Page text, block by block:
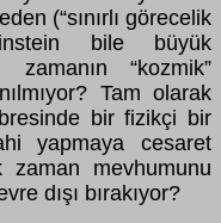
(“sınırlı görecelik
bile büyük
“kozmik”
Tam olarak
bir fizikçi bir
yapmaya cesaret
mevhumunu
dışı bırakıyor?